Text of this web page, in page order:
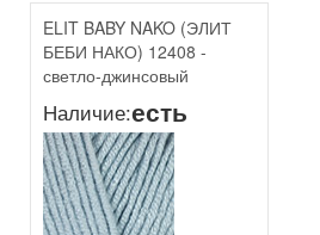
ELIT BABY NAKO (ЭЛИТ
БЕБИ НАКО) 12408 -
светло-джинсовый
Наличие:есть